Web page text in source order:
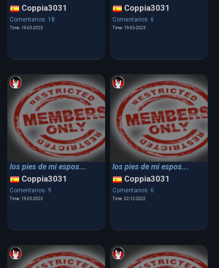
Coppia3031
Comentarios: 18
Time: 19-03-2023
Coppia3031
Comentarios: 6
Time: 19-03-2023
los pies de mi espos...
Coppia3031
Comentarios: 9
Time: 19-03-2023
los pies de mi espos...
Coppia3031
Comentarios: 6
Time: 02-12-2022